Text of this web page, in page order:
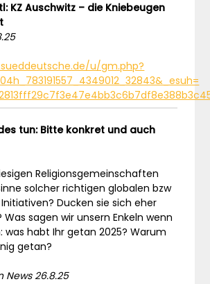
KZ Auschwitz – die Kniebeugen
u/gm.php?
tun: Bitte konkret und auch
Religionsgemeinschaften
solcher richtigen globalen bzw
Ducken sie sich eher
sagen wir unsern Enkeln wenn
was habt Ihr getan 2025? Warum
getan?
News 26.8.25